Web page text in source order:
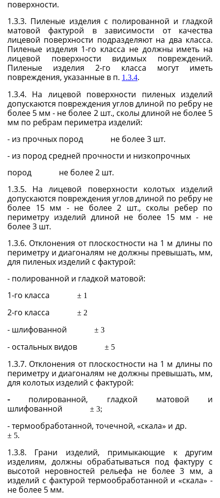
поверхности.
1.3.3. Пиленые изделия с полированной и гладкой
матовой фактурой в зависимости от качества
лицевой поверхности подразделяют на два класса.
Пиленые изделия 1-го класса не должны иметь на
лицевой поверхности видимых повреждений.
Пиленые изделия 2-го класса могут иметь
повреждения, указанные в п. 1.3.4.
1.3.4. На лицевой поверхности пиленых изделий
допускаются повреждения углов длиной по ребру не
более 5 мм - не более 2 шт., сколы длиной не более 5
мм по ребрам периметра изделий:
- из прочных пород
не более 3 шт.
- из пород средней прочности и низкопрочных
пород
не более 2 шт.
1.3.5. На лицевой поверхности колотых изделий
допускаются повреждения углов длиной по ребру не
более 15 мм - не более 2 шт., сколы ребер по
периметру изделий длиной не более 15 мм - не
более 3 шт.
1.3.6. Отклонения от плоскостности на 1 м длины по
периметру и диагоналям не должны превышать, мм,
для пиленых изделий с фактурой:
- полированной и гладкой матовой:
1-го класса
± 1
2-го класса ± 2
- шлифованной ± 3
- остальных видов ± 5
1.3.7. Отклонения от плоскостности на 1 м длины по
периметру и диагоналям не должны превышать, мм,
для колотых изделий с фактурой:
- полированной, гладкой матовой и
шлифованной
± 3;
- термообработанной, точечной, «скала» и др.
± 5.
1.3.8. Грани изделий, примыкающие к другим
изделиям, должны обрабатываться под фактуру с
высотой неровностей рельефа не более 3 мм, а
изделий с фактурой термообработанной и «скала» -
не более 5 мм.